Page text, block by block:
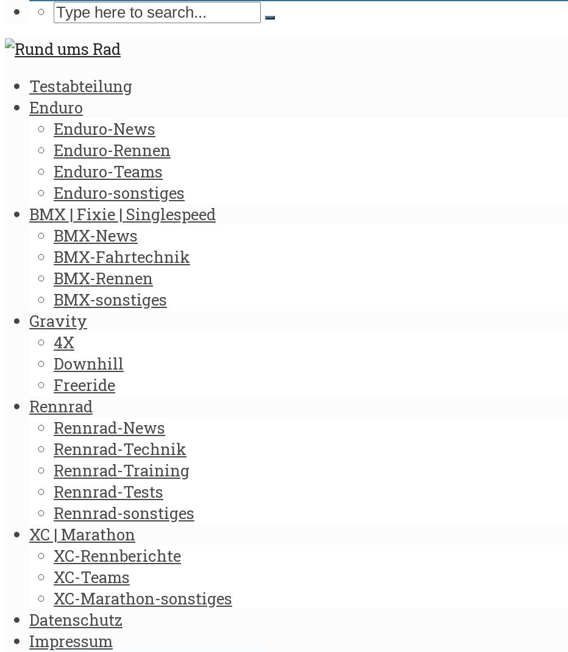
Testabteilung
Enduro
Enduro-News
Enduro-Rennen
Enduro-Teams
Enduro-sonstiges
BMX | Fixie | Singlespeed
BMX-News
BMX-Fahrtechnik
BMX-Rennen
BMX-sonstiges
Gravity
4X
Downhill
Freeride
Rennrad
Rennrad-News
Rennrad-Technik
Rennrad-Training
Rennrad-Tests
Rennrad-sonstiges
XC | Marathon
XC-Rennberichte
XC-Teams
XC-Marathon-sonstiges
Datenschutz
Impressum